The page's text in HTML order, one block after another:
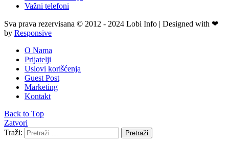
Važni telefoni
Sva prava rezervisana © 2012 - 2024 Lobi Info | Designed with ❤
by Responsive
O Nama
Prijatelji
Uslovi korišćenja
Guest Post
Marketing
Kontakt
Back to Top
Zatvori
Traži:
Pretraži